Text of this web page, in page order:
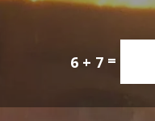
6 + 7 =